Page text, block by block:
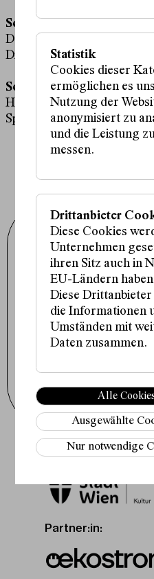
Schauspielhaus Wien
Das Band
Die Nachbarinnen
Schauspielhaus Wien
Hunger auf Kunst und
Springboard
Schauspielhaus
Porzellangasse 19
1090 Wien
+43 1 317 01 01
Impressum /
Presse /
Cookie-
Instagram
Newsletter
Fördergeber:innen:
Partner:in:
Statistik
Cookies dieser
ermöglichen es
Nutzung der
anonymisiert zu
und die Leistung
messen.
Drittanbieter
Diese Cookies
Unternehmen
ihren Sitz auch in
EU-Ländern
Diese
die Informationen
Umständen mit
Daten zusammen.
Alle
Ausgewählte
Nur notwendige